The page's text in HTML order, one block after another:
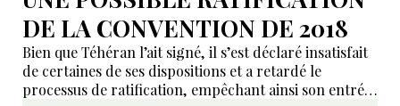
DE LA CONVENTION DE 2018
Bien que Téhéran l’ait signé, il s’est déclaré insatisfait
de certaines de ses dispositions et a retardé le
processus de ratification, empêchant ainsi son entrée